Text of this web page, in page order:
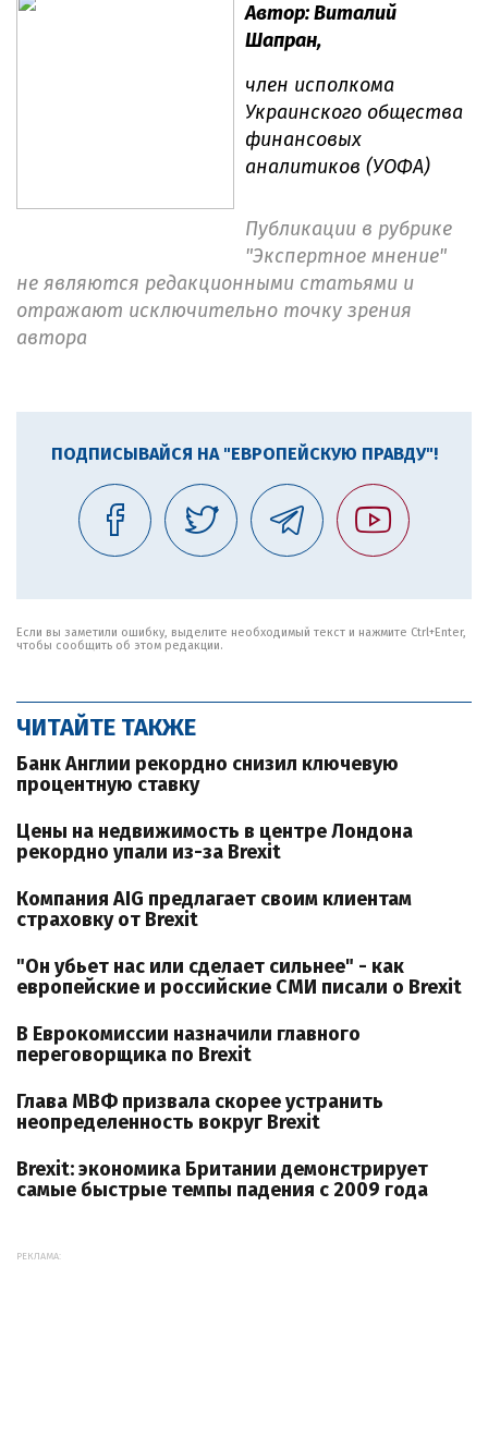
Автор: Виталий
Шапран,
член исполкома
Украинского общества
финансовых
аналитиков (УОФА)
Публикации в рубрике
"Экспертное мнение"
не являются редакционными статьями и
отражают исключительно точку зрения
автора
ПОДПИСЫВАЙСЯ НА "ЕВРОПЕЙСКУЮ ПРАВДУ"!
Если вы заметили ошибку, выделите необходимый текст и нажмите Ctrl+Enter,
чтобы сообщить об этом редакции.
ЧИТАЙТЕ ТАКЖЕ
Банк Англии рекордно снизил ключевую
процентную ставку
Цены на недвижимость в центре Лондона
рекордно упали из-за Brexit
Компания AIG предлагает своим клиентам
страховку от Brexit
"Он убьет нас или сделает сильнее" - как
европейские и российские СМИ писали о Brexit
В Еврокомиссии назначили главного
переговорщика по Brexit
Глава МВФ призвала скорее устранить
неопределенность вокруг Brexit
Brexit: экономика Британии демонстрирует
самые быстрые темпы падения с 2009 года
РЕКЛАМА: